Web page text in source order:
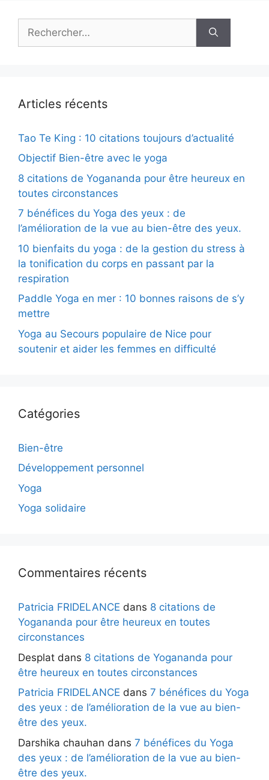
Articles récents
Tao Te King : 10 citations toujours d’actualité
Objectif Bien-être avec le yoga
8 citations de Yogananda pour être heureux en
toutes circonstances
7 bénéfices du Yoga des yeux : de
l’amélioration de la vue au bien-être des yeux.
10 bienfaits du yoga : de la gestion du stress à
la tonification du corps en passant par la
respiration
Paddle Yoga en mer : 10 bonnes raisons de s’y
mettre
Yoga au Secours populaire de Nice pour
soutenir et aider les femmes en difficulté
Catégories
Bien-être
Développement personnel
Yoga
Yoga solidaire
Commentaires récents
Patricia FRIDELANCE dans 8 citations de
Yogananda pour être heureux en toutes
circonstances
Desplat dans 8 citations de Yogananda pour
être heureux en toutes circonstances
Patricia FRIDELANCE dans 7 bénéfices du Yoga
des yeux : de l’amélioration de la vue au bien-
être des yeux.
Darshika chauhan dans 7 bénéfices du Yoga
des yeux : de l’amélioration de la vue au bien-
être des yeux.